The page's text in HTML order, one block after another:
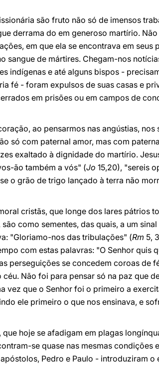
são fruto não só de imensos
derrama do em generoso martírio.
em que ela se encontrava em
sangue de mártires. Chegam-nos
indígenas e até alguns bispos -
fé - foram expulsos de suas casas e
em prisões ou em campos de
ao pensarmos nas angústias,
só com paternal amor, mas com
exaltado à dignidade do martírio.
ão também a vós" (Jo 15,20), "sereis
o grão de trigo lançado à terra não
cristãs, que longe dos lares pátrios
como sementes, das quais, a um
"Gloriamo-nos das tribulações" (Rm 5,
com estas palavras: "O Senhor quis
perseguições se concedem coroas de
Não foi para pensar só na paz que
vez que o Senhor foi o primeiro a
ele primeiro o que nos ensinava, e
hoje se afadigam em plagas
se quase nas mesmas condições
Pedro e Paulo - introduziram o